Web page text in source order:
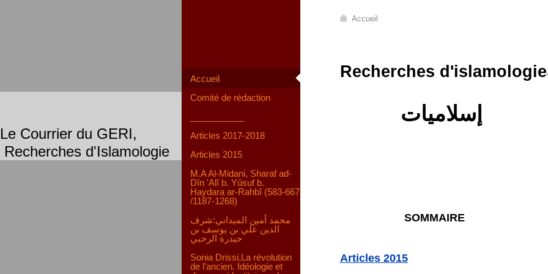
Le Courrier du GERI,
Recherches d'Islamologie
Accueil
Comité de rédaction
Articles 2017-2018
Articles 2015
M.A Al-Midani, Sharaf ad-
Dîn 'Alî b. Yûsuf b.
Haydara ar-Rahbî (583-667
/1187-1268)
محمد أمين الميداني:شرف
الدين علي بن يوسف بن
حيدرة الرحبي
Sonia Drissi,La révolution
de l'ancien. Idéologie et
Accueil
Recherches d'islamologie
SOMMAIRE
Articles 2015